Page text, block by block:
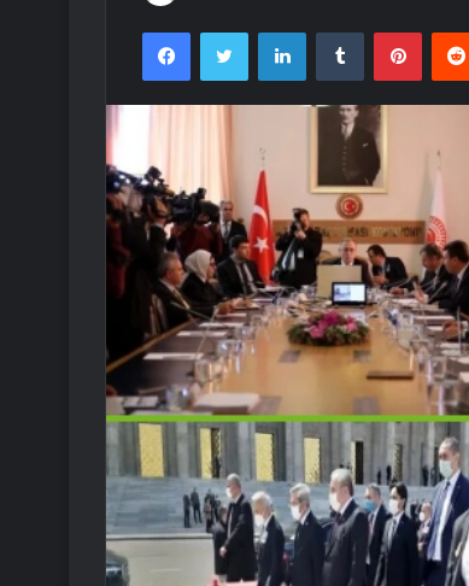
FacebookTwitter LinkedInTumblr